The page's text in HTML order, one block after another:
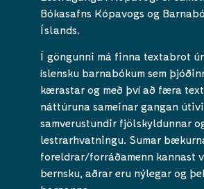
Bókasafns Kópavogs og
Íslands.
Í göngunni má finna textabrot
íslensku barnabókum sem
kærastar og með því að færa
náttúruna sameinar gangan
samverustundir fjölskyldunnar
lestrarhvatningu. Sumar
foreldrar/forráðamenn kannast
bernsku, aðrar eru nýlegar og